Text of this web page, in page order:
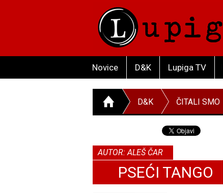
Novice D&K Lupiga TV
D&K ČITALI SMO
AUTOR: ALEŠ ČAR
PSEĆI TANGO